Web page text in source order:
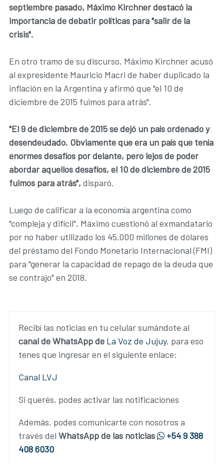
septiembre pasado, Máximo Kirchner destacó la
importancia de debatir políticas para "salir de la
crisis".
En otro tramo de su discurso, Máximo Kirchner acusó
al expresidente Mauricio Macri de haber duplicado la
inflación en la Argentina y afirmó que "el 10 de
diciembre de 2015 fuimos para atrás".
"El 9 de diciembre de 2015 se dejó un país ordenado y
desendeudado. Obviamente que era un país que tenía
enormes desafíos por delante, pero lejos de poder
abordar aquellos desafíos, el 10 de diciembre de 2015
fuimos para atrás", disparó.
Luego de calificar a la economía argentina como
"compleja y difícil", Máximo cuestionó al exmandatario
por no haber utilizado los 45.000 millones de dólares
del préstamo del Fondo Monetario Internacional (FMI)
para "generar la capacidad de repago de la deuda que
se contrajo" en 2018.
Recibí las noticias en tu celular sumándote al
canal de WhatsApp de La Voz de Jujuy, para eso
tenes que ingresar en el siguiente enlace:
Canal LVJ
Si querés, podes activar las notificaciones
Además, podes comunicarte con nosotros a
través del WhatsApp de las noticias
+54 9 388
408 6030